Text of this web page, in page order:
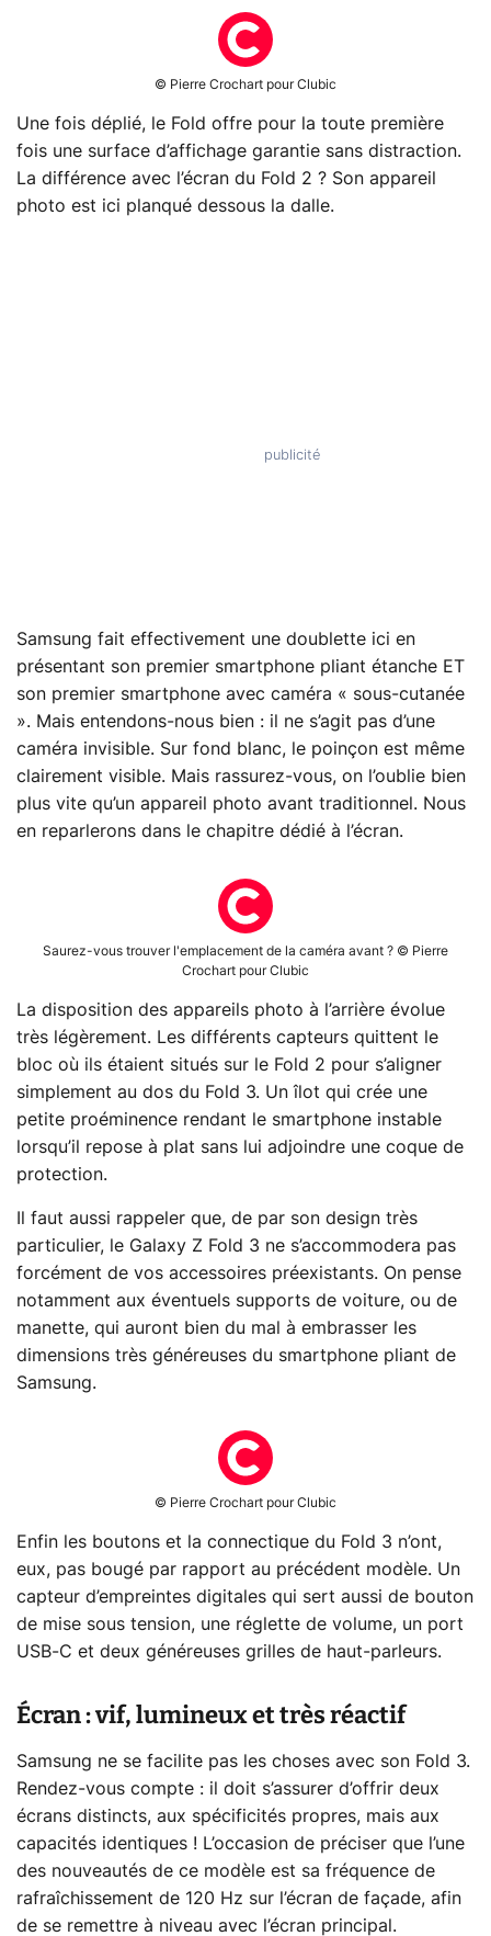
© Pierre Crochart pour Clubic
Une fois déplié, le Fold offre pour la toute première
fois une surface d’affichage garantie sans distraction.
La différence avec l’écran du Fold 2 ? Son appareil
photo est ici planqué dessous la dalle.
Samsung fait effectivement une doublette ici en
présentant son premier smartphone pliant étanche ET
son premier smartphone avec caméra « sous-cutanée
». Mais entendons-nous bien : il ne s’agit pas d’une
caméra invisible. Sur fond blanc, le poinçon est même
clairement visible. Mais rassurez-vous, on l’oublie bien
plus vite qu’un appareil photo avant traditionnel. Nous
en reparlerons dans le chapitre dédié à l’écran.
Saurez-vous trouver l'emplacement de la caméra avant ? © Pierre
Crochart pour Clubic
La disposition des appareils photo à l’arrière évolue
très légèrement. Les différents capteurs quittent le
bloc où ils étaient situés sur le Fold 2 pour s’aligner
simplement au dos du Fold 3. Un îlot qui crée une
petite proéminence rendant le smartphone instable
lorsqu’il repose à plat sans lui adjoindre une coque de
protection.
Il faut aussi rappeler que, de par son design très
particulier, le Galaxy Z Fold 3 ne s’accommodera pas
forcément de vos accessoires préexistants. On pense
notamment aux éventuels supports de voiture, ou de
manette, qui auront bien du mal à embrasser les
dimensions très généreuses du smartphone pliant de
Samsung.
© Pierre Crochart pour Clubic
Enfin les boutons et la connectique du Fold 3 n’ont,
eux, pas bougé par rapport au précédent modèle. Un
capteur d’empreintes digitales qui sert aussi de bouton
de mise sous tension, une réglette de volume, un port
USB-C et deux généreuses grilles de haut-parleurs.
Écran : vif, lumineux et très réactif
Samsung ne se facilite pas les choses avec son Fold 3.
Rendez-vous compte : il doit s’assurer d’offrir deux
écrans distincts, aux spécificités propres, mais aux
capacités identiques ! L’occasion de préciser que l’une
des nouveautés de ce modèle est sa fréquence de
rafraîchissement de 120 Hz sur l’écran de façade, afin
de se remettre à niveau avec l’écran principal.